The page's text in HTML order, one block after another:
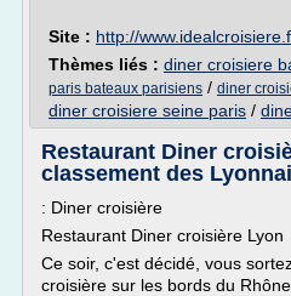
Site : http://
Thèmes liés : diner croisiere
paris bateaux parisiens / diner
diner croisiere seine paris /
Restaurant Diner
classement des
: Diner croisière
Restaurant Diner croisière Lyon
Ce soir, c'est décidé, vous
croisière sur les bords du